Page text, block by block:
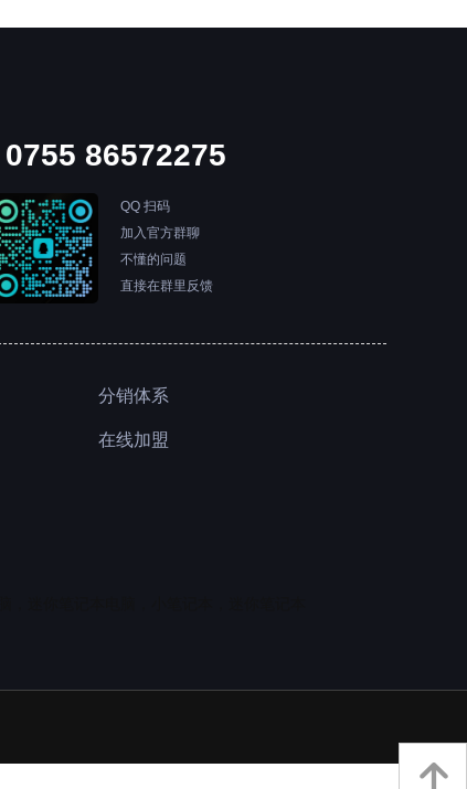
分销体系
在线加盟
0755 86572275
QQ 扫码
加入官方群聊
不懂的问题
直接在群里反馈
녕